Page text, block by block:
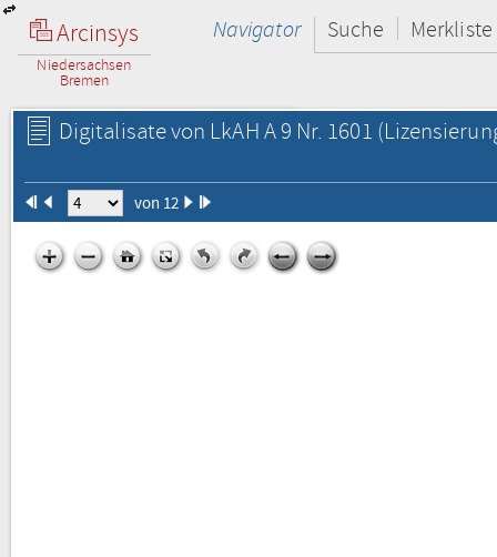
Arcinsys
Niedersachsen
Bremen
Navigator Suche Merkliste
Digitalisate von LkAH A 9 Nr. 1601
von 12